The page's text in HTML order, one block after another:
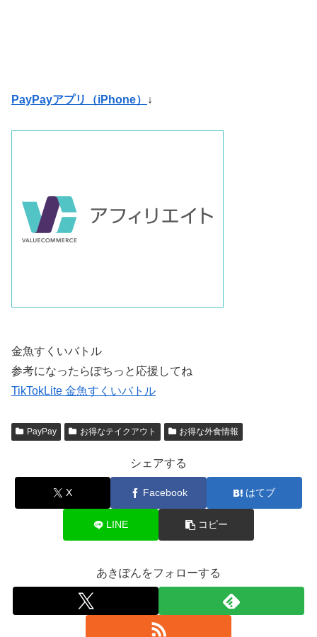
PayPayアプリ（iPhone） ↓
金魚すくいバトル
参考になったらぽちっと応援してね
TikTokLite 金魚すくいバトル
PayPay お得なテイクアウト お得な外食情報
シェアする
X Facebook はてブ
LINE コピー
あきぽんをフォローする